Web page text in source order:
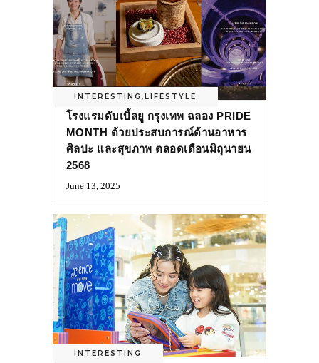
INTERESTING , LIFESTYLE
โรงแรมดับเบิ้ลยู กรุงเทพ ฉลอง PRIDE
MONTH ด้วยประสบการณ์ด้านอาหาร
ศิลปะ และสุขภาพ ตลอดเดือนมิถุนายน
2568
June 13, 2025
INTERESTING